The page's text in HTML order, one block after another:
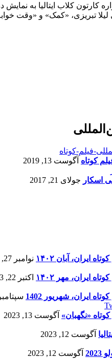
ایرانی در جشنواره کارتون
تبریزی، «کمک» و «وقت
کوتاه آگوست 13, 2019
اسکار جولای 21, 2017
ایران، آبان ۱۴۰۲ نوامبر 27, 2023
ایران، مهر ۱۴۰۲ اکتبر 22, 2023
ایران، شهریور 1402 سپتامبر 23, 2023
«نگهبان» آگوست 13, 2023
آگوست 12, 2023
آگوست 12, 2023